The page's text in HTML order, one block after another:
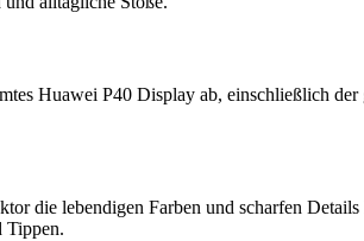
Huawei P40 Display ab, einschließlich
die lebendigen Farben und scharfen
Tippen.